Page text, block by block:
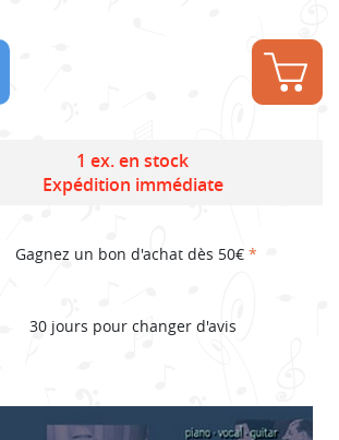
1 ex. en stock
Expédition immédiate
Gagnez un bon d'achat dès 50€ *
30 jours pour changer d'avis